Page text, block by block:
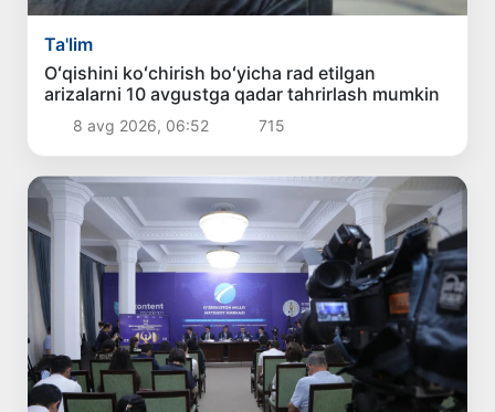
Ta'lim
Oʻqishini koʻchirish boʻyicha rad etilgan
arizalarni 10 avgustga qadar tahrirlash mumkin
8 avg 2026, 06:52 715